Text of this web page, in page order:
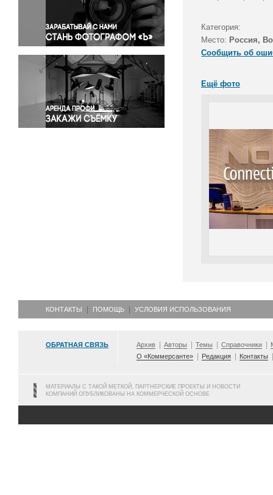
Правосудие
Происшествия и конфликты
Религия
Светская жизнь
Спорт
Экология
Экономика и бизнес
Категория:
Место: Россия,
Сообщить об
Ещё фото
КОНТАКТЫ ПОМОЩЬ УСЛОВИЯ ИСПОЛЬЗОВАНИЯ
ОБРАТНАЯ СВЯЗЬ Архив Авторы Темы Справочники
О «Коммерсанте»
Редакция Контакты
МАТЕРИАЛЫ С ТАКОЙ МЕТКОЙ, ПАРТНЕРСКИЕ ПРОЕКТЫ И НОВОСТИ
КОМПАНИЙ ОПУБЛИКОВАНЫ НА КОММЕРЧЕСКОЙ ОСНОВЕ